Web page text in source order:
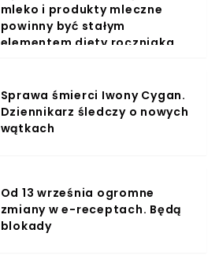
mleko i produkty mleczne
powinny być stałym
elementem diety roczniaka
Sprawa śmierci Iwony Cygan.
Dziennikarz śledczy o nowych
wątkach
Od 13 września ogromne
zmiany w e-receptach. Będą
blokady